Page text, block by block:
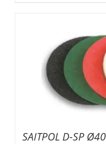
SAITPOL D-SP